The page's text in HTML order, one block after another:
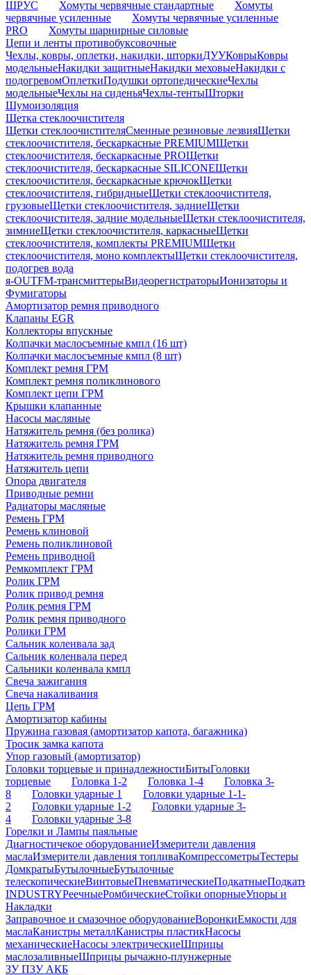
ШРУС Хомуты червячные стандартные
Хомуты
червячные усиленные
Хомуты червячные усиленные
PRO
Хомуты шарнирные силовые
Цепи и ленты противобуксовочные
Чехлы, ковры, оплетки, накидки, шторкиДУУКоврыКовры
модельныеНакидки защитныеНакидки меховыеНакидки с
подогревомОплеткиПодушки ортопедическиеЧехлы
модельныеЧехлы на сиденьяЧехлы-тентыШторки
Шумоизоляция
Щетка стеклоочистителя
Щетки стеклоочистителяСменные резиновые лезвияЩетки
стеклоочистителя, бескаркасные PREMIUMЩетки
стеклоочистителя, бескаркасные PROЩетки
стеклоочистителя, бескаркасные SILICONEЩетки
стеклоочистителя, бескаркасные крючокЩетки
стеклоочистителя, гибридныеЩетки стеклоочистителя,
грузовыеЩетки стеклоочистителя, задниеЩетки
стеклоочистителя, задние модельныеЩетки стеклоочистителя,
зимниеЩетки стеклоочистителя, каркасныеЩетки
стеклоочистителя, комплекты PREMIUMЩетки
стеклоочистителя, моно комплектыЩетки стеклоочистителя,
подогрев вода
я-OUTFM-трансмиттерыВидеорегистраторыИонизаторы и
Фумигаторы
Амортизатор ремня приводного
Клапаны EGR
Коллекторы впускные
Колпачки маслосъемные кмпл (16 шт)
Колпачки маслосъемные кмпл (8 шт)
Комплект ремня ГРМ
Комплект ремня поликлинового
Комплект цепи ГРМ
Крышки клапанные
Насосы масляные
Натяжитель ремня (без ролика)
Натяжитель ремня ГРМ
Натяжитель ремня приводного
Натяжитель цепи
Опора двигателя
Приводные ремни
Радиаторы масляные
Ремень ГРМ
Ремень клиновой
Ремень поликлиновой
Ремень приводной
Ремкомплект ГРМ
Ролик ГРМ
Ролик привод ремня
Ролик ремня ГРМ
Ролик ремня приводного
Ролики ГРМ
Сальник коленвала зад
Сальник коленвала перед
Сальники коленвала кмпл
Свеча зажигания
Свеча накаливания
Цепь ГРМ
Амортизатор кабины
Пружина газовая (амортизатор капота, багажника)
Тросик замка капота
Упор газовый (амортизатор)
Головки торцевые и принадлежностиБитыГоловки
торцевые
Головка 1-2 Головка 1-4
Головка 3-
8
Головки ударные 1
Головки ударные 1-1-
2
Головки ударные 1-2
Головки ударные 3-
4
Головки ударные 3-8
Горелки и Лампы паяльные
Диагностичекое оборудованиеИзмерители давления
маслаИзмерители давления топливаКомпрессометрыТестеры
ДомкратыБутылочныеБутылочные
телескопическиеВинтовыеПневматическиеПодкатные
INDUSTRYРеечныеРомбическиеСтойки опорныеУпоры и
Накладки
Заправочное и смазочное оборудованиеВоронкиЕмкости для
маслаКанистры металлКанистры пластикНасосы
механическиеНасосы электрическиеШприцы
маслозаливныеШприцы рычажно-плунжерные
ЗУ ПЗУ АКБ